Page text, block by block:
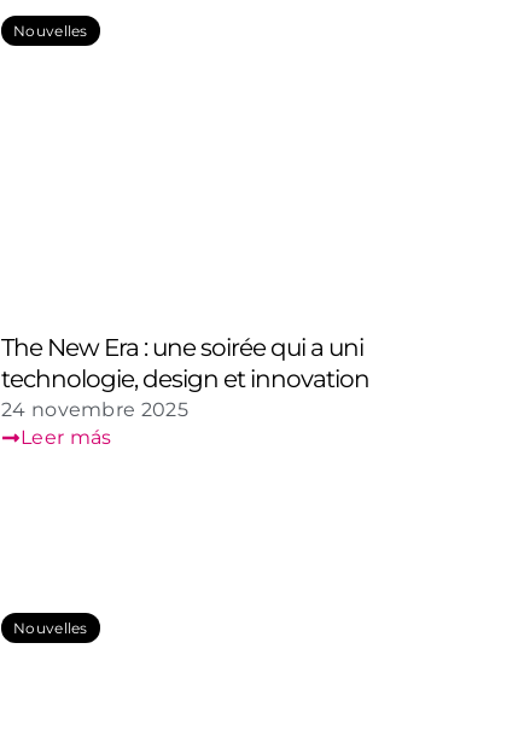
Nouvelles
The New Era : une soirée qui a uni
technologie, design et innovation
24 novembre 2025
Leer más
Nouvelles